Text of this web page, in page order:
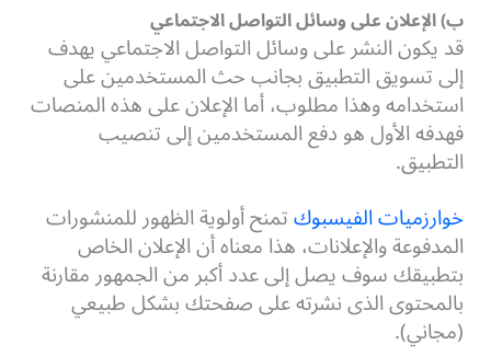
ب) الإعلان على وسائل التواصل الاجتماعي
قد يكون النشر على وسائل التواصل الاجتماعي يهدف
إلى تسويق التطبيق بجانب حث المستخدمين على
استخدامه وهذا مطلوب، أما الإعلان على هذه المنصات
فهدفه الأول هو دفع المستخدمين إلى تنصيب
التطبيق.
خوارزميات الفيسبوكتمنح أولوية الظهور للمنشورات
المدفوعة والإعلانات، هذا معناه أن الإعلان الخاص
بتطبيقك سوف يصل إلى عدد أكبر من الجمهور مقارنة
بالمحتوى الذى نشرته على صفحتك بشكل طبيعي
(مجاني).